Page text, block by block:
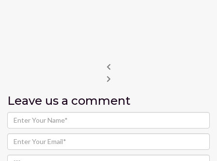
Leave us a comment